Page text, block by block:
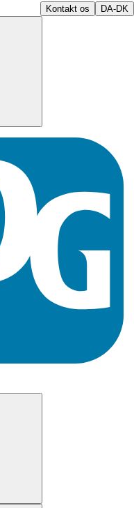
Kontakt os DA-DK